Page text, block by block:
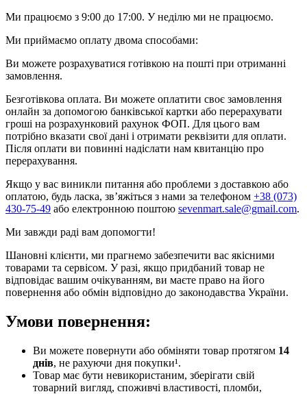
Ми працюємо з 9:00 до 17:00. У неділю ми не працюємо.
Ми приймаємо оплату двома способами:
Ви можете розрахуватися готівкою на пошті при отриманні
замовлення.
Безготівкова оплата. Ви можете оплатити своє замовлення
онлайн за допомогою банківської картки або перерахувати
гроші на розрахунковий рахунок ФОП. Для цього вам
потрібно вказати свої дані і отримати реквізити для оплати.
Після оплати ви повинні надіслати нам квитанцію про
перерахування.
Якщо у вас виникли питання або проблеми з доставкою або
оплатою, будь ласка, зв’яжіться з нами за телефоном +38 (073)
430-75-49 або електронною поштою sevenmart.sale@gmail.com.
Ми завжди раді вам допомогти!
Шановні клієнти, ми прагнемо забезпечити вас якісними
товарами та сервісом. У разі, якщо придбаний товар не
відповідає вашим очікуванням, ви маєте право на його
повернення або обмін відповідно до законодавства України.
Умови повернення:
Ви можете повернути або обміняти товар протягом 14
днів, не рахуючи дня покупки¹.
Товар має бути невикористаним, зберігати свій
товарний вигляд, споживчі властивості, пломби,